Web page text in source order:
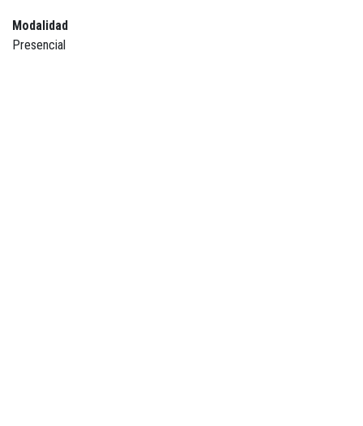
Modalidad
Presencial